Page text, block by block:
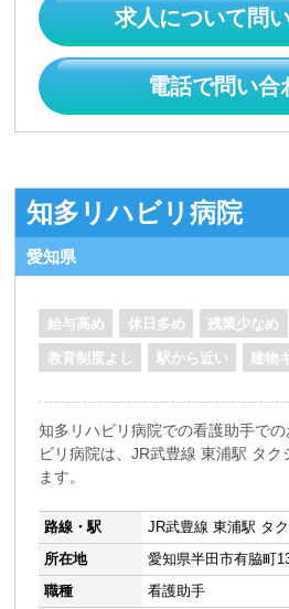
求人について問
電話で問い合
知多リハビリ病院
愛知県
給与高め 休日多め 残業少なめ
教育制度よし 駅から近い 建物
知多リハビリ病院での看護助手で
ビリ病院は、JR武豊線 東浦駅 タク
ます。
路線・駅
JR武豊線 東浦駅 タ
所在地
愛知県半田市有脇町
職種
看護助手